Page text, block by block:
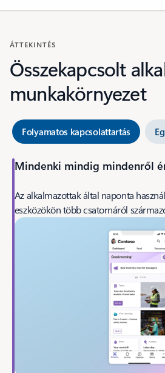
ÁTTEKINTÉS
Összekapcsolt
munkakörnyezet
Folyamatos kapcsolattartás
Mindenki mindig mindenről
Az alkalmazottak által naponta
eszközökön több csatornáról